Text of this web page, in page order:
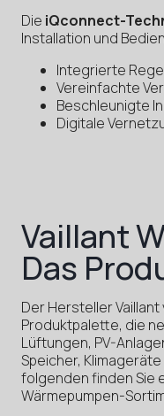
Die iQconnect-
Installation und
Integrierte
Vereinfachte
Beschleunigte
Digitale
Vaillant
Das
Der Hersteller
Produktpalette, die
Lüftungen, PV-
Speicher,
folgenden finden Sie
Wärmepumpen-